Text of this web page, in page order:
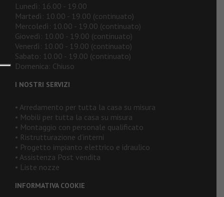
Lunedì: 16.00 - 19.00
Martedì: 10.00 - 19.00 (continuato)
Mercoledì: 10.00 - 19.00 (continuato)
Giovedì: 10.00 - 19.00 (continuato)
Venerdì: 10.00 - 19.00 (continuato)
Sabato: 10.00 - 19.00 (continuato)
Domenica: Chiuso
I NOSTRI SERVIZI
• Arredamento per tutta la casa su misura
• Mobili per tutta la casa su misura
• Montaggio con personale qualificato
• Ristrutturazione d’interni
• Progetto impianto elettrico e idraulico
• Assistenza Post vendita
• Liste nozze
INFORMATIVA COOKIE